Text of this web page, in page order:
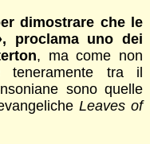
dimostrare che le
proclama uno dei
, ma come non
teneramente tra il
sono quelle
Leaves of